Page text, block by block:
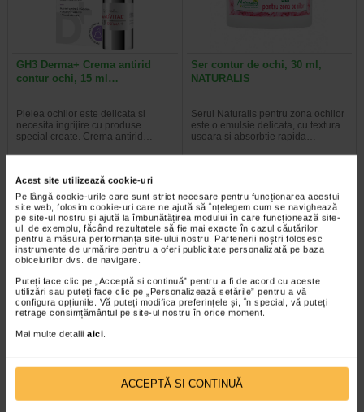
Acest site utilizează cookie-uri
Pe lângă cookie-urile care sunt strict necesare pentru funcționarea acestui
site web, folosim cookie-uri care ne ajută să înțelegem cum se navighează
pe site-ul nostru și ajută la îmbunătățirea modului în care funcționează site-
ul, de exemplu, făcând rezultatele să fie mai exacte în cazul căutărilor,
pentru a măsura performanța site-ului nostru. Partenerii noștri folosesc
instrumente de urmărire pentru a oferi publicitate personalizată pe baza
obiceiurilor dvs. de navigare.
Puteți face clic pe „Acceptă si continuă” pentru a fi de acord cu aceste
utilizări sau puteți face clic pe „Personalizează setările” pentru a vă
configura opțiunile. Vă puteți modifica preferințele și, în special, vă puteți
retrage consimțământul pe site-ul nostru în orice moment.
Mai multe detalii aici.
ACCEPTĂ SI CONTINUĂ
GH3 Derma+ Crema antirid
contur ochi, 15 ml…
Pielea ochilor este delicata si
necesita ingrijire cu produse
special create. Crema antirid…
Ser contur de ochi, 30 ml,
NATURALIS
Serul Naturalis pentru zona ochilor
este o emulsie delicata, cu textura
usoara si absorbtie rapida…
DIFESA Crema pentru conturul
Produs dermatocosmetic special
Crema concentrata, restructuranta,